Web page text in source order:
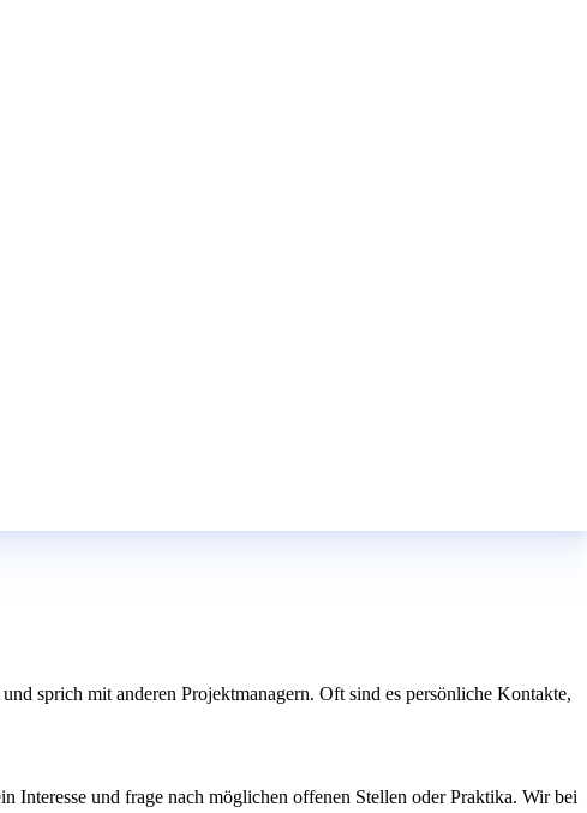
sprich mit anderen Projektmanagern. Oft sind es persönliche Kontakte,
Interesse und frage nach möglichen offenen Stellen oder Praktika. Wir bei